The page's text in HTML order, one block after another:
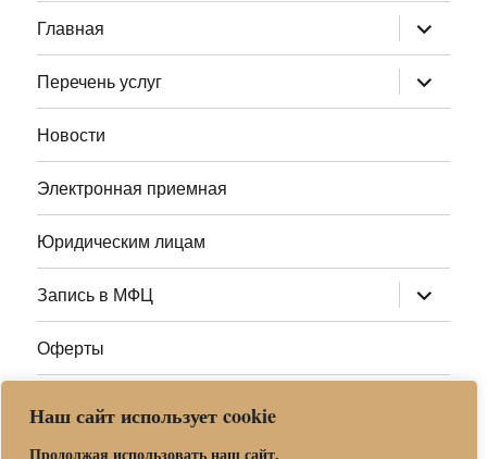
Наш сайт использует cookie
Продолжая использовать наш сайт,
Главная раскрыть
дочернее
меню
Перечень услуг
раскрыть
дочернее
меню
Новости
Электронная приемная
Юридическим лицам
Запись в МФЦ раскрыть
дочернее
меню
Оферты